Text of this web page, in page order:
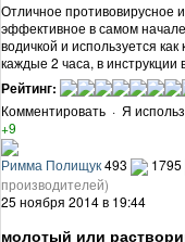
Отличное противовирусное
эффективное в самом
водичкой и используется
каждые 2 часа, в инструкции
Рейтинг:
Комментировать · Я
+9
Римма Полищук493 1795
производителей)
25 ноября 2014 в 19:44
молотый или